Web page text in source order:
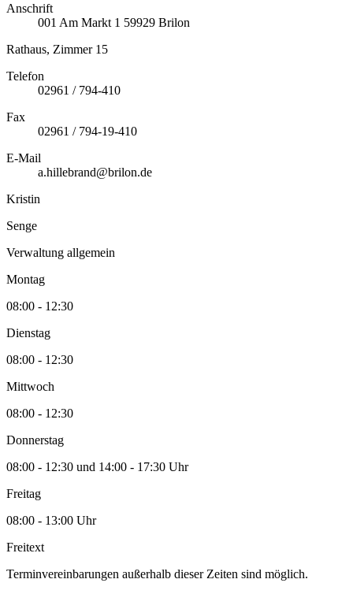
Anschrift
001 Am Markt 1 59929 Brilon
Rathaus, Zimmer 15
Telefon
02961 / 794-410
Fax
02961 / 794-19-410
E-Mail
a.hillebrand@brilon.de
Kristin
Senge
Verwaltung allgemein
Montag
08:00 - 12:30
Dienstag
08:00 - 12:30
Mittwoch
08:00 - 12:30
Donnerstag
08:00 - 12:30 und 14:00 - 17:30 Uhr
Freitag
08:00 - 13:00 Uhr
Freitext
Terminvereinbarungen außerhalb dieser Zeiten sind möglich.